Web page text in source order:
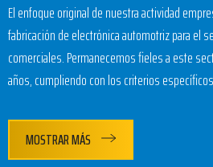
El enfoque original de nuestra actividad
fabricación de electrónica automotriz para el
comerciales. Permanecemos fieles a este
años, cumpliendo con los criterios
MOSTRAR MÁS